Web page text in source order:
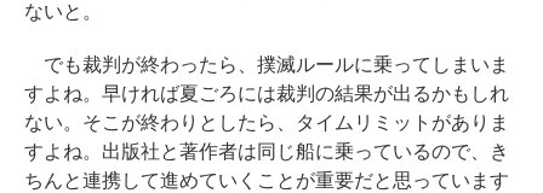
ないと。
でも裁判が終わったら、撲滅ルールに乗ってしまいま
すよね。早ければ夏ごろには裁判の結果が出るかもしれ
ない。そこが終わりとしたら、タイムリミットがありま
すよね。出版社と著作者は同じ船に乗っているので、き
ちんと連携して進めていくことが重要だと思っています